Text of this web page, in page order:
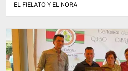
EL FIELATO Y EL NORA